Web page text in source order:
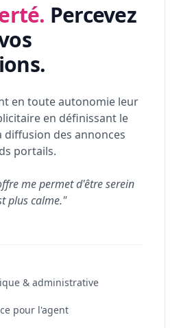
Percevez
en toute autonomie leur
en définissant le
diffusion des annonces
portails.
me permet d'être serein
plus calme."
& administrative
pour l'agent